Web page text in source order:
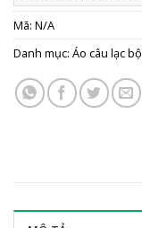
Mã: N/A
Danh mục: Áo câu lạc bộ